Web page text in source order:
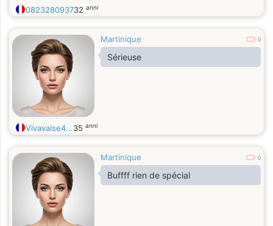
082328093732 anni
Martinique 0
Sérieuse
Vivavaise4...35 anni
Martinique 0
Buffff rien de spécial